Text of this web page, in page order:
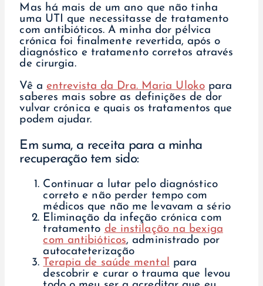
Mas há mais de um ano que não tinha
uma UTI que necessitasse de tratamento
com antibióticos. A minha dor pélvica
crónica foi finalmente revertida, após o
diagnóstico e tratamento corretos através
de cirurgia.
Vê a entrevista da Dra. Maria Ulokopara
saberes mais sobre as definições de dor
vulvar crónica e quais os tratamentos que
podem ajudar.
Em suma, a receita para a minha
recuperação tem sido:
Continuar a lutar pelo diagnóstico
correto e não perder tempo com
médicos que não me levavam a sério
Eliminação da infeção crónica com
tratamento de instilação na bexiga
com antibióticos, administrado por
autocateterização
Terapia de saúde mental para
descobrir e curar o trauma que levou